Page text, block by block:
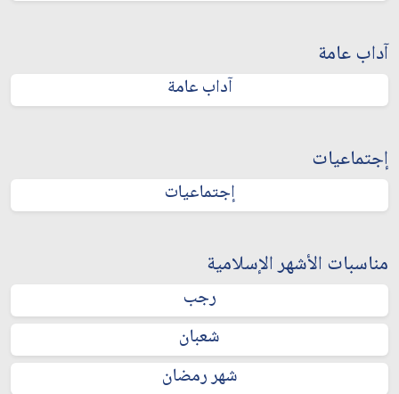
آداب عامة
آداب عامة
إجتماعيات
إجتماعيات
مناسبات الأشهر الإسلامية
رجب
شعبان
شهر رمضان